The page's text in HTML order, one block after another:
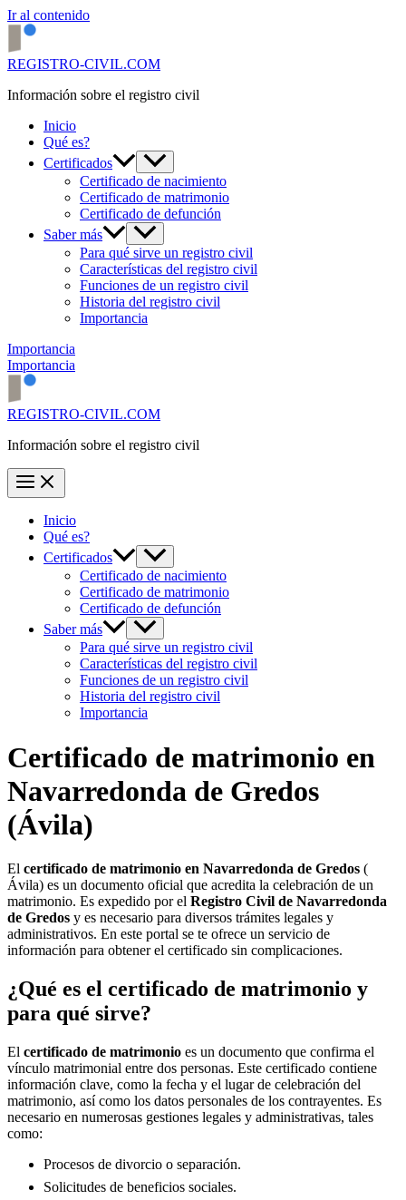
Ir al contenido
REGISTRO-CIVIL.COM
Información sobre el registro civil
Inicio
Qué es?
Certificados
Certificado de nacimiento
Certificado de matrimonio
Certificado de defunción
Saber más
Para qué sirve un registro civil
Características del registro civil
Funciones de un registro civil
Historia del registro civil
Importancia
Importancia
Importancia
REGISTRO-CIVIL.COM
Información sobre el registro civil
Inicio
Qué es?
Certificados
Certificado de nacimiento
Certificado de matrimonio
Certificado de defunción
Saber más
Para qué sirve un registro civil
Características del registro civil
Funciones de un registro civil
Historia del registro civil
Importancia
Certificado de matrimonio en
Navarredonda de Gredos
(Ávila)
El certificado de matrimonio en Navarredonda de Gredos (
Ávila) es un documento oficial que acredita la celebración de un
matrimonio. Es expedido por el Registro Civil de Navarredonda
de Gredos y es necesario para diversos trámites legales y
administrativos. En este portal se te ofrece un servicio de
información para obtener el certificado sin complicaciones.
¿Qué es el certificado de matrimonio y
para qué sirve?
El certificado de matrimonio es un documento que confirma el
vínculo matrimonial entre dos personas. Este certificado contiene
información clave, como la fecha y el lugar de celebración del
matrimonio, así como los datos personales de los contrayentes. Es
necesario en numerosas gestiones legales y administrativas, tales
como:
Procesos de divorcio o separación.
Solicitudes de beneficios sociales.